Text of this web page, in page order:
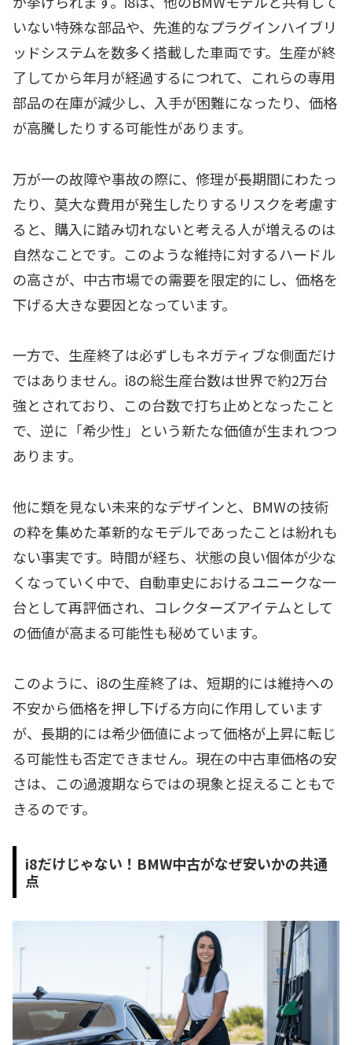
いない特殊な部品や、先進的なプラグインハイブリ
ッドシステムを数多く搭載した車両です。生産が終
了してから年月が経過するにつれて、これらの専用
部品の在庫が減少し、入手が困難になったり、価格
が高騰したりする可能性があります。
万が一の故障や事故の際に、修理が長期間にわたっ
たり、莫大な費用が発生したりするリスクを考慮す
ると、購入に踏み切れないと考える人が増えるのは
自然なことです。このような維持に対するハードル
の高さが、中古市場での需要を限定的にし、価格を
下げる大きな要因となっています。
一方で、生産終了は必ずしもネガティブな側面だけ
ではありません。i8の総生産台数は世界で約2万台
強とされており、この台数で打ち止めとなったこと
で、逆に「希少性」という新たな価値が生まれつつ
あります。
他に類を見ない未来的なデザインと、BMWの技術
の粋を集めた革新的なモデルであったことは紛れも
ない事実です。時間が経ち、状態の良い個体が少な
くなっていく中で、自動車史におけるユニークな一
台として再評価され、コレクターズアイテムとして
の価値が高まる可能性も秘めています。
このように、i8の生産終了は、短期的には維持への
不安から価格を押し下げる方向に作用しています
が、長期的には希少価値によって価格が上昇に転じ
る可能性も否定できません。現在の中古車価格の安
さは、この過渡期ならではの現象と捉えることもで
きるのです。
i8だけじゃない！BMW中古がなぜ安いかの共通
点